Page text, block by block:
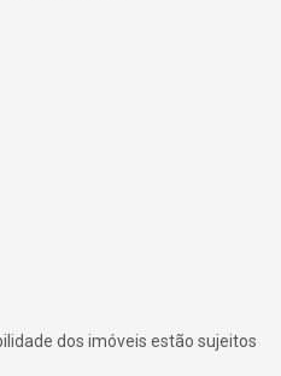
dos imóveis estão sujeitos